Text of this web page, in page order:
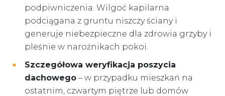
podpiwniczenia. Wilgoć kapilarna
podciągana z gruntu niszczy ściany i
generuje niebezpieczne dla zdrowia grzyby i
pleśnie w narożnikach pokoi.
Szczegółowa weryfikacja poszycia
dachowego – w przypadku mieszkań na
ostatnim, czwartym piętrze lub domów